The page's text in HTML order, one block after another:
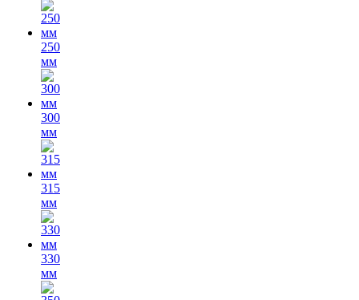
250
мм
300
мм
315
мм
330
мм